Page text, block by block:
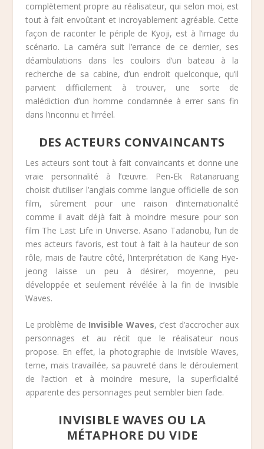
complètement propre au réalisateur, qui selon moi, est
tout à fait envoûtant et incroyablement agréable. Cette
façon de raconter le périple de Kyoji, est à l’image du
scénario. La caméra suit l’errance de ce dernier, ses
déambulations dans les couloirs d’un bateau à la
recherche de sa cabine, d’un endroit quelconque, qu’il
parvient difficilement à trouver, une sorte de
malédiction d’un homme condamnée à errer sans fin
dans l’inconnu et l’irréel.
DES ACTEURS CONVAINCANTS
Les acteurs sont tout à fait convaincants et donne une
vraie personnalité à l’œuvre. Pen-Ek Ratanaruang
choisit d’utiliser l’anglais comme langue officielle de son
film, sûrement pour une raison d’internationalité
comme il avait déjà fait à moindre mesure pour son
film The Last Life in Universe. Asano Tadanobu, l’un de
mes acteurs favoris, est tout à fait à la hauteur de son
rôle, mais de l’autre côté, l’interprétation de Kang Hye-
jeong laisse un peu à désirer, moyenne, peu
développée et seulement révélée à la fin de Invisible
Waves.
Le problème de Invisible Waves, c’est d’accrocher aux
personnages et au récit que le réalisateur nous
propose. En effet, la photographie de Invisible Waves,
terne, mais travaillée, sa pauvreté dans le déroulement
de l’action et à moindre mesure, la superficialité
apparente des personnages peut sembler bien fade.
INVISIBLE WAVES OU LA
MÉTAPHORE DU VIDE